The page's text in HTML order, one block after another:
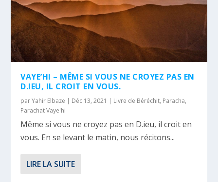
VAYE’HI – MÊME SI VOUS NE CROYEZ PAS EN
D.IEU, IL CROIT EN VOUS.
parYahir Elbaze | Déc 13, 2021 | Livre de Béréchit, Paracha,
Parachat Vaye'hi
Même si vous ne croyez pas en D.ieu, il croit en
vous. En se levant le matin, nous récitons...
LIRE LA SUITE